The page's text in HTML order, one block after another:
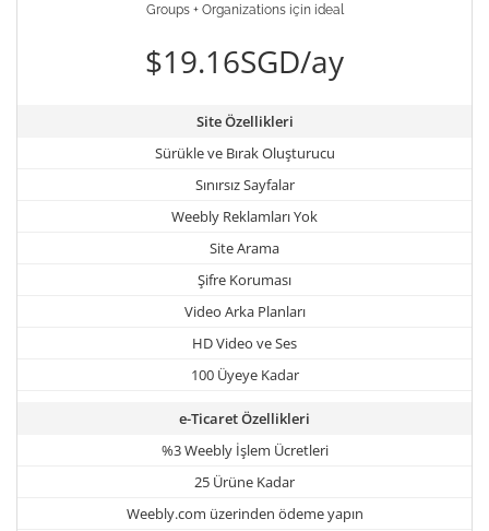
Groups + Organizations için ideal
$19.16SGD/ay
Site Özellikleri
Sürükle ve Bırak Oluşturucu
Sınırsız Sayfalar
Weebly Reklamları Yok
Site Arama
Şifre Koruması
Video Arka Planları
HD Video ve Ses
100 Üyeye Kadar
e-Ticaret Özellikleri
%3 Weebly İşlem Ücretleri
25 Ürüne Kadar
Weebly.com üzerinden ödeme yapın